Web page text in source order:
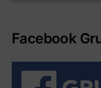
Facebook